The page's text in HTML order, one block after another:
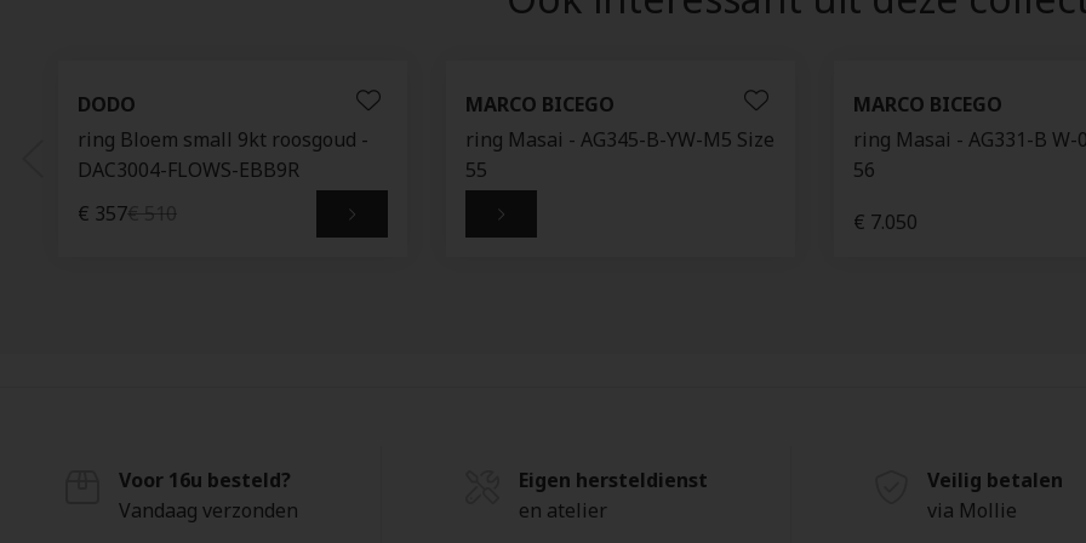
DODO
ring Bloem small 9kt roosgoud -
DAC3004-FLOWS-EBB9R
€ 357€ 510
MARCO BICEGO
ring Masai - AG345-B-YW-M5 Size
55
MARCO BICEGO
ring Masai - AG331-B W-
56
€ 7.050
Voor 16u besteld?
Vandaag verzonden
Eigen hersteldienst
en atelier
Veilig betalen
via Mollie